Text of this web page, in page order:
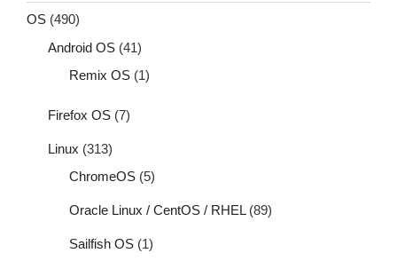
OS (490)
Android OS (41)
Remix OS (1)
Firefox OS (7)
Linux (313)
ChromeOS (5)
Oracle Linux / CentOS / RHEL(89)
Sailfish OS (1)